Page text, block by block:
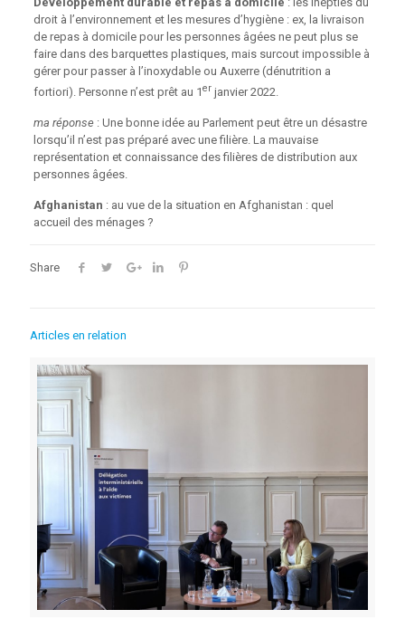
droit à l’environnement et les mesures d’hygiène : ex, la livraison
de repas à domicile pour les personnes âgées ne peut plus se
faire dans des barquettes plastiques, mais surcout impossible à
gérer pour passer à l’inoxydable ou Auxerre (dénutrition a
fortiori). Personne n’est prêt au 1er janvier 2022.
ma réponse : Une bonne idée au Parlement peut être un désastre
lorsqu’il n’est pas préparé avec une filière. La mauvaise
représentation et connaissance des filières de distribution aux
personnes âgées.
Afghanistan : au vue de la situation en Afghanistan : quel
accueil des ménages ?
Share
Articles en relation